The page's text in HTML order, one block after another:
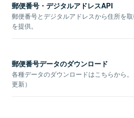
郵便番号・デジタルアドレスAPI
郵便番号とデジタルアドレスから住所を
を提供。
郵便番号データのダウンロード
各種データのダウンロードはこちらから
更新）